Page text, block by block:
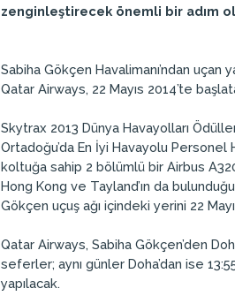
zenginleştirecek önemli bir adım
Sabiha Gökçen Havalimanı’ndan
Qatar Airways, 22 Mayıs 2014’te
Skytrax 2013 Dünya Havayolları
Ortadoğu’da En İyi Havayolu Personel
koltuğa sahip 2 bölümlü bir Airbus
Hong Kong ve Tayland’ın da
Gökçen uçuş ağı içindeki yerini 22
Qatar Airways, Sabiha Gökçen’den
seferler; aynı günler Doha’dan ise
yapılacak.